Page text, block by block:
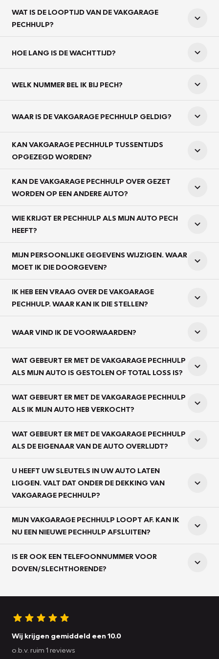
WAT IS DE LOOPTIJD VAN DE VAKGARAGE
PECHHULP?
HOE LANG IS DE WACHTTIJD?
WELK NUMMER BEL IK BIJ PECH?
WAAR IS DE VAKGARAGE PECHHULP GELDIG?
KAN VAKGARAGE PECHHULP TUSSENTIJDS
OPGEZEGD WORDEN?
KAN DE VAKGARAGE PECHHULP OVER GEZET
WORDEN OP EEN ANDERE AUTO?
WIE KRIJGT ER PECHHULP ALS MIJN AUTO PECH
HEEFT?
MIJN PERSOONLIJKE GEGEVENS WIJZIGEN. WAAR
MOET IK DIE DOORGEVEN?
IK HEB EEN VRAAG OVER DE VAKGARAGE
PECHHULP. WAAR KAN IK DIE STELLEN?
WAAR VIND IK DE VOORWAARDEN?
WAT GEBEURT ER MET DE VAKGARAGE PECHHULP
ALS MIJN AUTO IS GESTOLEN OF TOTAL LOSS IS?
WAT GEBEURT ER MET DE VAKGARAGE PECHHULP
ALS IK MIJN AUTO HEB VERKOCHT?
WAT GEBEURT ER MET DE VAKGARAGE PECHHULP
ALS DE EIGENAAR VAN DE AUTO OVERLIJDT?
U HEEFT UW SLEUTELS IN UW AUTO LATEN
LIGGEN. VALT DAT ONDER DE DEKKING VAN
VAKGARAGE PECHHULP?
MIJN VAKGARAGE PECHHULP LOOPT AF. KAN IK
NU EEN NIEUWE PECHHULP AFSLUITEN?
IS ER OOK EEN TELEFOONNUMMER VOOR
DOVEN/SLECHTHORENDE?
Wij krijgen gemiddeld een 10.0
o.b.v. ruim 1 reviews